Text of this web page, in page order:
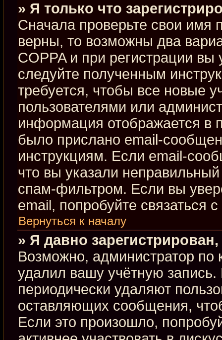
» Я только что
Сначала проверьте свои имя
верны, то возможны два
COPPA и при регистрации
следуйте полученным
требуется, чтобы все новые
пользователями или
информация отображается в
было прислано email-
инструкциям. Если email-
что вы указали
спам-фильтром. Если вы
email, попробуйте связаться
Вернуться к началу
» Я давно
Возможно, администратор по
удалил вашу учётную
периодически удаляют
оставляющих сообщения,
Если это произошло,